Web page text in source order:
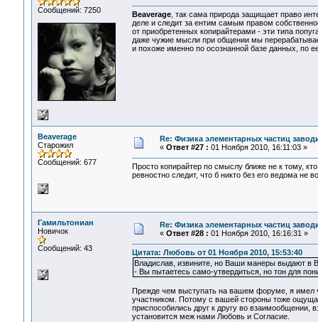
Сообщений: 7250
Beaverage, так сама природа защищает право
деле и следит за ентим самым правом
от приобретенных копирайтерами - эти типа
даже чужие мысли при общении мы
и похоже именно по осознанной базе данных, по
Beaverage
Старожил
Сообщений: 677
Re: Физика элементарных частиц
« Ответ #27 : 01 Ноября 2010, 16:11:03 »
Просто копирайтер по смыслу ближе не к тому,
ревностно следит, что б никто без его ведома не
Гамильтониан
Новичок
Сообщений: 43
Re: Физика элементарных частиц
« Ответ #28 : 01 Ноября 2010, 16:16:31 »
Цитата: Любовь от 01 Ноября 2010, 15:53:40
Владислав, извините, но Ваши манеры выдают в
- Вы пытаетесь само-утвердиться, но тон для
Прежде чем выступать на вашем форуме, я имел
участником. Потому с вашей стороны тоже
приспособились друг к другу во
установится меж нами Любовь и Согласие.